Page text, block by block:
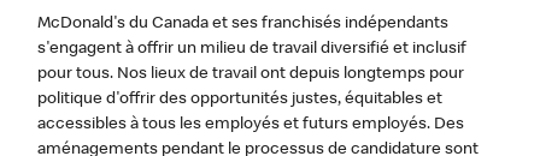
McDonald's du Canada et ses franchisés indépendants
s'engagent à offrir un milieu de travail diversifié et inclusif
pour tous. Nos lieux de travail ont depuis longtemps pour
politique d'offrir des opportunités justes, équitables et
accessibles à tous les employés et futurs employés. Des
aménagements pendant le processus de candidature sont